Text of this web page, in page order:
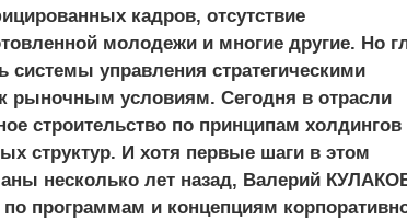
кадров, отсутствие
молодежи и многие другие. Но
системы управления стратегическими
рыночным условиям. Сегодня в отрасли
строительство по принципам холдингов
структур. И хотя первые шаги в этом
несколько лет назад, Валерий
по программам и концепциям